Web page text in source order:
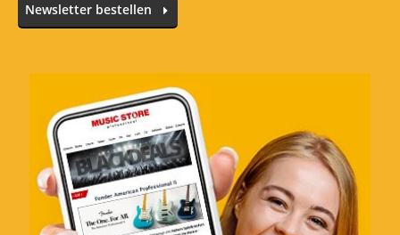
Newsletter bestellen